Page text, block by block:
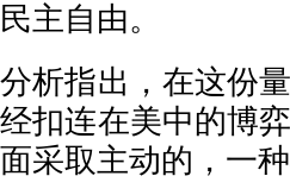
民主自由。
分析指出，在这份
经扣连在美中的博
面采取主动的，一